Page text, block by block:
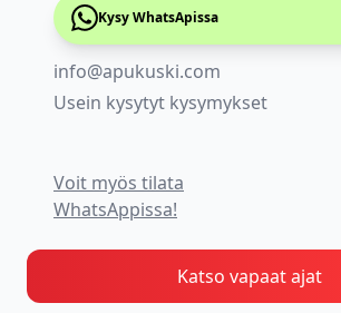
Kysy WhatsApissa
info@apukuski.com
Usein kysytyt kysymykset
Voit myös tilata
WhatsAppissa!
Katso vapaat ajat